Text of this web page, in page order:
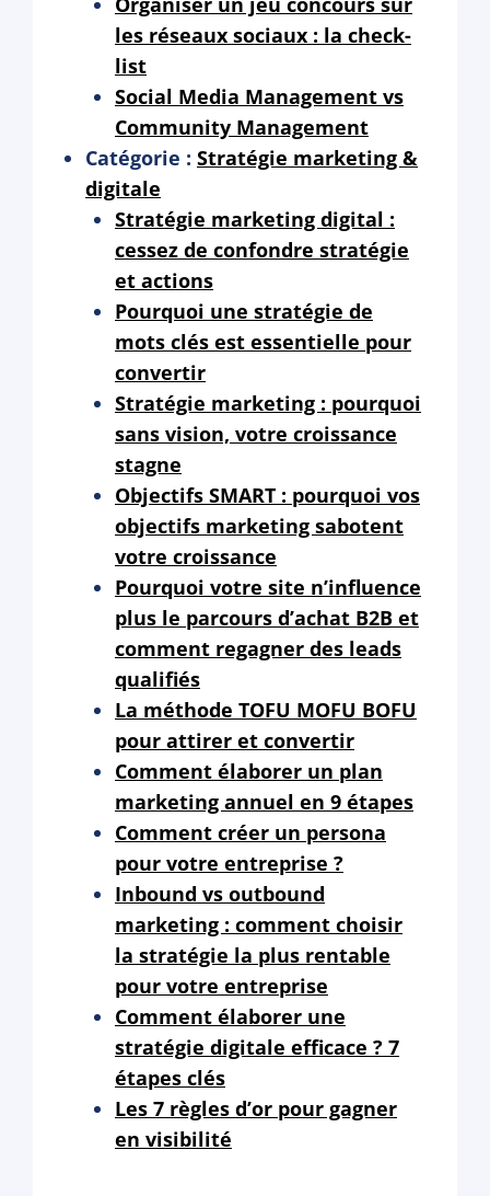
les réseaux sociaux : la check-
list
Social Media Management vs
Community Management
Catégorie : Stratégie marketing &
digitale
Stratégie marketing digital :
cessez de confondre stratégie
et actions
Pourquoi une stratégie de
mots clés est essentielle pour
convertir
Stratégie marketing : pourquoi
sans vision, votre croissance
stagne
Objectifs SMART : pourquoi vos
objectifs marketing sabotent
votre croissance
Pourquoi votre site n’influence
plus le parcours d’achat B2B et
comment regagner des leads
qualifiés
La méthode TOFU MOFU BOFU
pour attirer et convertir
Comment élaborer un plan
marketing annuel en 9 étapes
Comment créer un persona
pour votre entreprise ?
Inbound vs outbound
marketing : comment choisir
la stratégie la plus rentable
pour votre entreprise
Comment élaborer une
stratégie digitale efficace ? 7
étapes clés
Les 7 règles d’or pour gagner
en visibilité